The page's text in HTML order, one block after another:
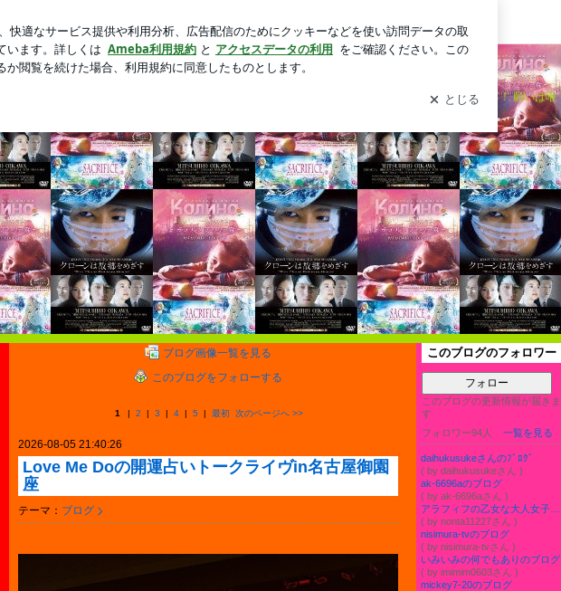
移らないリップ
交われば・・・♪』
戦士、朱々☆ 目指すは『女盗賊・黒蜥蜴』 貴方のココロ、頂きに参ります♪ 朱に交われば、朱くなる！ 願いは唯
コロ。
ブログ画像一覧を見る
このブログをフォローする
1 | 2 | 3 | 4 | 5 | 最初 次のページへ >>
2026-08-05 21:40:26
Love Me Doの開運占いトークライヴin名古屋御園
座
テーマ： ブログ
このブログのフォロワー
フォロー
このブログの更新情報が届きま
す
フォロワー94人
一覧を見る
daihukusukeさんのﾌﾞﾛｸﾞ
( by daihukusukeさん )
ak-6696aのブログ
( by ak-6696aさん )
( by nonta11227さん )
nisimura-tvのブログ
( by nisimura-tvさん )
いみいみの何でもありのブログ
( by imimim0603さん )
mickey7-20のブログ